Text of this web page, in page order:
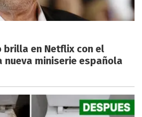
brilla en Netflix con el
nueva miniserie española